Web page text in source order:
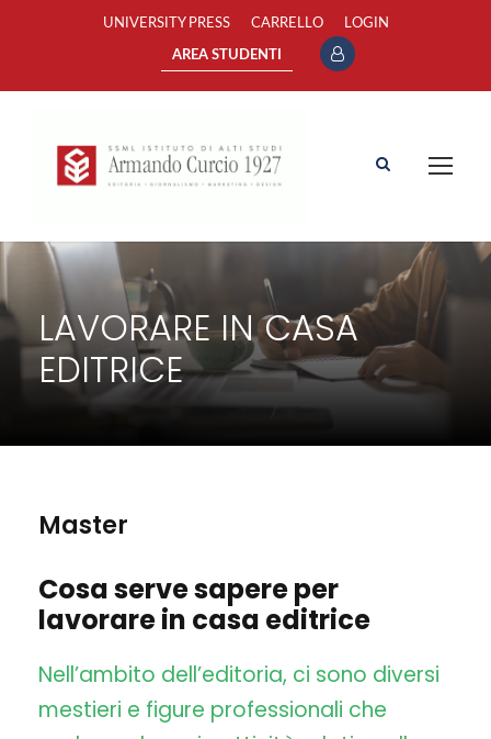
UNIVERSITY PRESS CARRELLO LOGIN
AREA STUDENTI
LAVORARE IN CASA
EDITRICE
Master
Cosa serve sapere per
lavorare in casa editrice
Nell’ambito dell’editoria, ci sono diversi
mestieri e figure professionali che